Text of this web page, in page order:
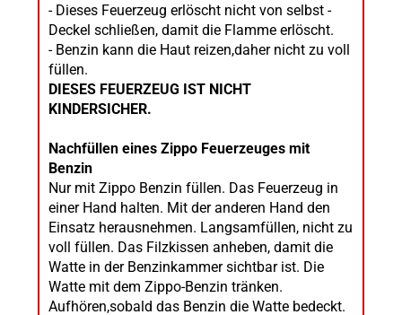
- Dieses Feuerzeug erlöscht nicht von selbst -
Deckel schließen, damit die Flamme erlöscht.
- Benzin kann die Haut reizen,daher nicht zu voll
füllen.
DIESES FEUERZEUG IST NICHT
KINDERSICHER.
Nachfüllen eines Zippo Feuerzeuges mit
Benzin
Nur mit Zippo Benzin füllen. Das Feuerzeug in
einer Hand halten. Mit der anderen Hand den
Einsatz herausnehmen. Langsamfüllen, nicht zu
voll füllen. Das Filzkissen anheben, damit die
Watte in der Benzinkammer sichtbar ist. Die
Watte mit dem Zippo-Benzin tränken.
Aufhören,sobald das Benzin die Watte bedeckt.